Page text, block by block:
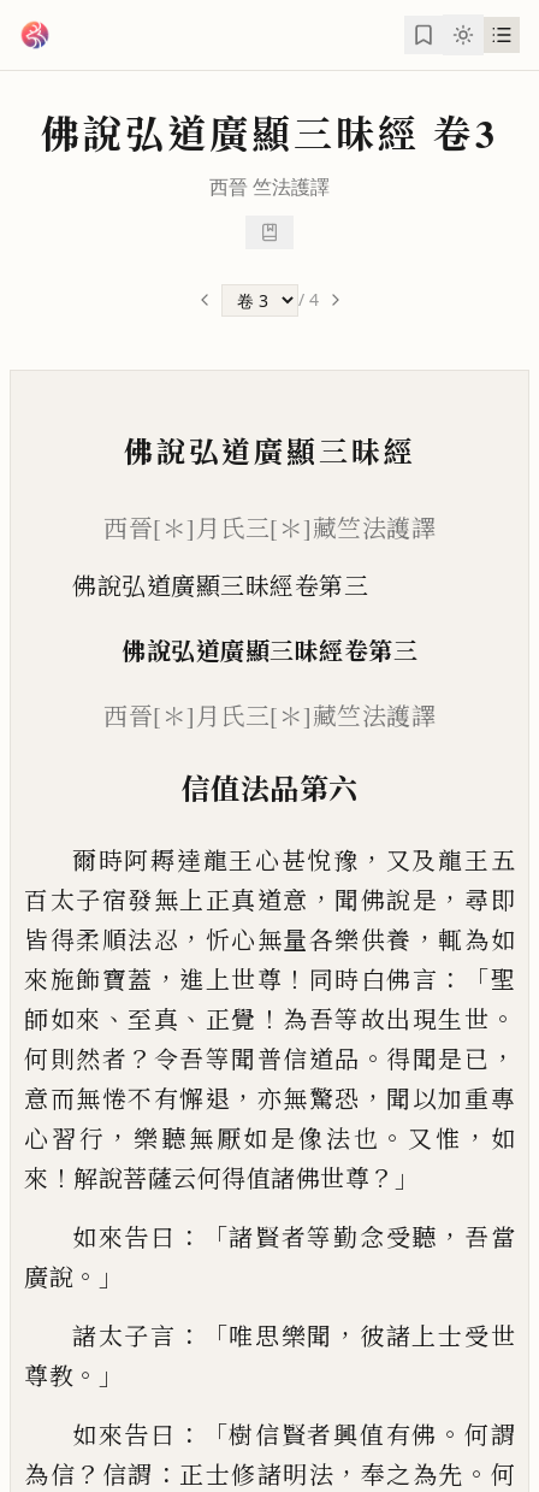
佛說弘道廣顯三昧經 卷3
西晉 竺法護譯
/ 4
佛說弘道廣顯三昧經
西晉[＊]月氏三[＊]藏竺法護譯
佛說弘道廣顯三昧經卷第三
佛說弘道廣顯三昧經卷第三
西晉[＊]月氏三[＊]藏竺法護譯
信值法品第六
爾時阿耨達龍王心甚悅豫 ， 又及龍王五
百太子宿發無上正真道意 ， 聞佛說是 ， 尋即
皆得柔順法忍 ， 忻心無量各樂供養 ，輒為如
來施飾寶蓋 ， 進上世尊 ！ 同時白佛言 ：「聖
師如來 、 至真 、 正覺 ！ 為吾等故出現生世 。
何則然者 ？ 令吾等聞普信道品 。 得聞是已 ，
意而無惓不有懈退 ， 亦無驚恐 ， 聞以加重專
心習行 ， 樂聽無厭如是像法也 。 又惟 ， 如
來 ！ 解說菩薩云何得值諸佛世尊 ？」
如來告曰 ：「諸賢者等勤念受聽 ， 吾當
廣說 。」
諸太子言 ：「唯思樂聞 ， 彼諸上士受世
尊教 。」
如來告曰 ：「樹信賢者興值有佛 。 何謂
為信 ？ 信謂 ： 正士修諸明法 ， 奉之為先 。 何